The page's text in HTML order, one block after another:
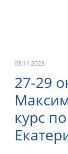
ОБУЧЕНИЕ
ЛЕЧЕБНАЯ
КОНТАКТЫ
03.11.2023
27-29
курс